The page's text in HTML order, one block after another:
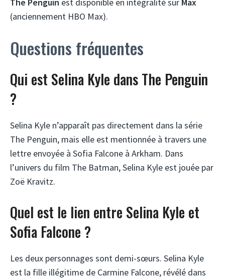
The Penguin est disponible en intégralité sur Max
(anciennement HBO Max).
Questions fréquentes
Qui est Selina Kyle dans The Penguin
?
Selina Kyle n’apparaît pas directement dans la série
The Penguin, mais elle est mentionnée à travers une
lettre envoyée à Sofia Falcone à Arkham. Dans
l’univers du film The Batman, Selina Kyle est jouée par
Zoë Kravitz.
Quel est le lien entre Selina Kyle et
Sofia Falcone ?
Les deux personnages sont demi-sœurs. Selina Kyle
est la fille illégitime de Carmine Falcone, révélé dans